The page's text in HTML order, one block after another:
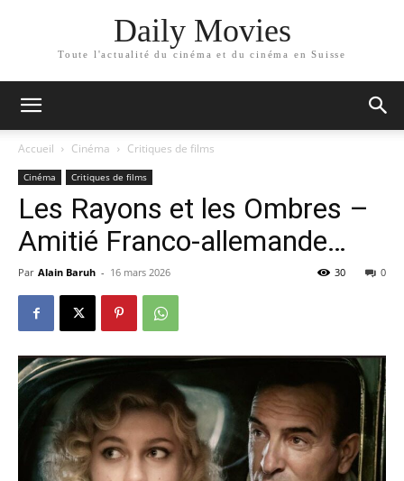
Daily Movies
Toute l'actualité du cinéma et du cinéma en Suisse
Accueil Cinéma Critiques de films
Cinéma Critiques de films
Les Rayons et les Ombres –
Amitié Franco-allemande…
Par Alain Baruh - 16 mars 2026 0
30